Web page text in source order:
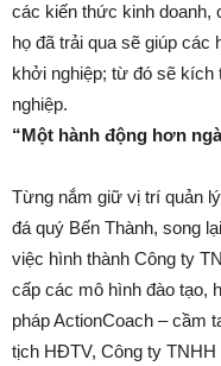
các kiến thức kinh doanh,
họ đã trải qua sẽ giúp
khởi nghiệp; từ đó sẽ kích
nghiệp.
“Một hành động hơn
Từng nắm giữ vị trí quản
đá quý Bến Thành, song
việc hình thành Công ty
cấp các mô hình đào tạo,
pháp ActionCoach – cầm
tịch HĐTV, Công ty